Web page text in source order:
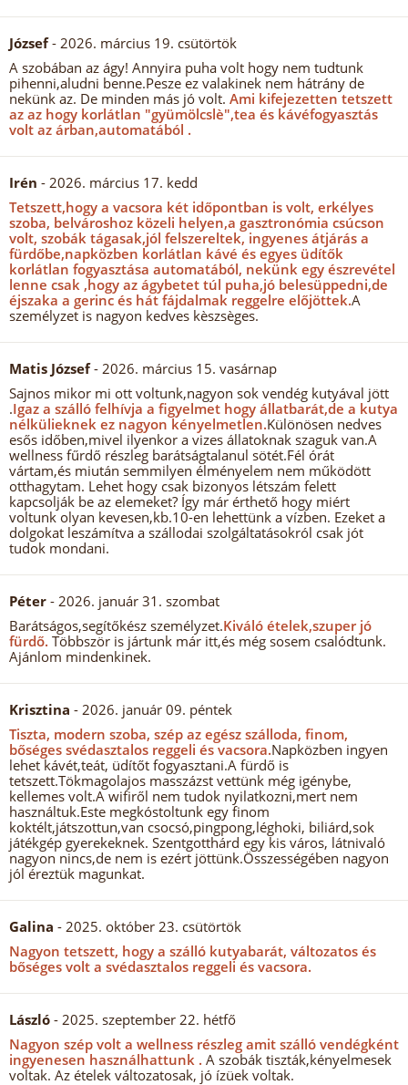
József- 2026. március 19. csütörtök
A szobában az ágy! Annyira puha volt hogy nem tudtunk
pihenni,aludni benne.Pesze ez valakinek nem hátrány de
nekünk az. De minden más jó volt. Ami kifejezetten tetszett
az az hogy korlátlan "gyümölcslè",tea és kávéfogyasztás
volt az árban,automatából .
Irén - 2026. március 17. kedd
Tetszett,hogy a vacsora két időpontban is volt, erkélyes
szoba, belvároshoz közeli helyen,a gasztronómia csúcson
volt, szobák tágasak,jól felszereltek, ingyenes átjárás a
fürdőbe,napközben korlátlan kávé és egyes üdítők
korlátlan fogyasztása automatából, nekünk egy észrevétel
lenne csak ,hogy az ágybetet túl puha,jó belesüppedni,de
éjszaka a gerinc és hát fájdalmak reggelre előjöttek.A
személyzet is nagyon kedves kèszsèges.
Matis József- 2026. március 15. vasárnap
Sajnos mikor mi ott voltunk,nagyon sok vendég kutyával jött
.Igaz a szálló felhívja a figyelmet hogy állatbarát,de a kutya
nélkülieknek ez nagyon kényelmetlen.Különösen nedves
esős időben,mivel ilyenkor a vizes állatoknak szaguk van.A
wellness fűrdő részleg barátságtalanul sötét.Fél órát
vártam,és miután semmilyen élményelem nem működött
otthagytam. Lehet hogy csak bizonyos létszám felett
kapcsolják be az elemeket? Így már érthető hogy miért
voltunk olyan kevesen,kb.10-en lehettünk a vízben. Ezeket a
dolgokat leszámítva a szállodai szolgáltatásokról csak jót
tudok mondani.
Péter - 2026. január 31. szombat
Barátságos,segítőkész személyzet.Kiváló ételek,szuper jó
fürdő. Többször is jártunk már itt,és még sosem csalódtunk.
Ajánlom mindenkinek.
Krisztina - 2026. január 09. péntek
Tiszta, modern szoba, szép az egész szálloda, finom,
bőséges svédasztalos reggeli és vacsora.Napközben ingyen
lehet kávét,teát, üdítőt fogyasztani.A fürdő is
tetszett.Tökmagolajos masszázst vettünk még igénybe,
kellemes volt.A wifiről nem tudok nyilatkozni,mert nem
használtuk.Este megkóstoltunk egy finom
koktélt,játszottun,van csocsó,pingpong,léghoki, biliárd,sok
játékgép gyerekeknek. Szentgotthárd egy kis város, látnivaló
nagyon nincs,de nem is ezért jöttünk.Összességében nagyon
jól éreztük magunkat.
Galina - 2025. október 23. csütörtök
Nagyon tetszett, hogy a szálló kutyabarát, változatos és
bőséges volt a svédasztalos reggeli és vacsora.
László - 2025. szeptember 22. hétfő
Nagyon szép volt a wellness részleg amit szálló vendégként
ingyenesen használhattunk . A szobák tiszták,kényelmesek
voltak. Az ételek változatosak, jó ízüek voltak.